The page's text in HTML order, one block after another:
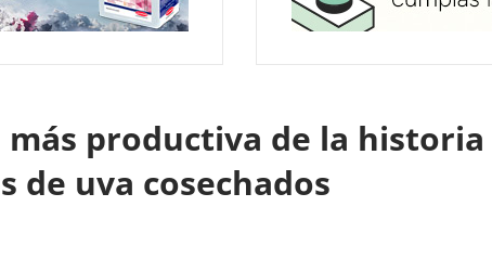
productiva de la historia
de uva cosechados